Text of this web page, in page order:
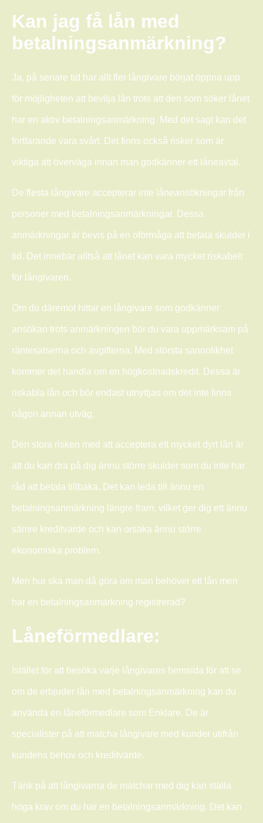
Kan jag få lån med
betalningsanmärkning?
Ja, på senare tid har allt fler långivare börjat öppna upp
för möjligheten att bevilja lån trots att den som söker lånet
har en aktiv betalningsanmärkning. Med det sagt kan det
fortfarande vara svårt. Det finns också risker som är
viktiga att överväga innan man godkänner ett låneavtal.
De flesta långivare accepterar inte låneansökningar från
personer med betalningsanmärkningar. Dessa
anmärkningar är bevis på en oförmåga att betala skulder i
tid. Det innebär alltså att lånet kan vara mycket riskabelt
för långivaren.
Om du däremot hittar en långivare som godkänner
ansökan trots anmärkningen bör du vara uppmärksam på
räntesatserna och avgifterna. Med största sannolikhet
kommer det handla om en högkostnadskredit. Dessa är
riskabla lån och bör endast utnyttjas om det inte finns
någon annan utväg.
Den stora risken med att acceptera ett mycket dyrt lån är
att du kan dra på dig ännu större skulder som du inte har
råd att betala tillbaka. Det kan leda till ännu en
betalningsanmärkning längre fram, vilket ger dig ett ännu
sämre kreditvärde och kan orsaka ännu större
ekonomiska problem.
Men hur ska man då göra om man behöver ett lån men
har en betalningsanmärkning registrerad?
Låneförmedlare:
Istället för att besöka varje långivares hemsida för att se
om de erbjuder lån med betalningsanmärkning kan du
använda en låneförmedlare som Enklare. De är
specialister på att matcha långivare med kunder utifrån
kundens behov och kreditvärde.
Tänk på att långivarna de matchar med dig kan ställa
höga krav om du har en betalningsanmärkning. Det kan